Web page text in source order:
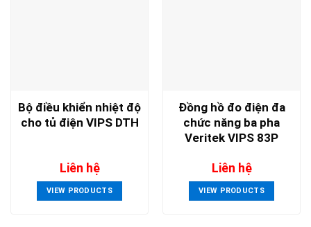
Bộ điều khiển nhiệt độ
cho tủ điện VIPS DTH
Liên hệ
VIEW PRODUCTS
Đồng hồ đo điện đa
chức năng ba pha
Veritek VIPS 83P
Liên hệ
VIEW PRODUCTS